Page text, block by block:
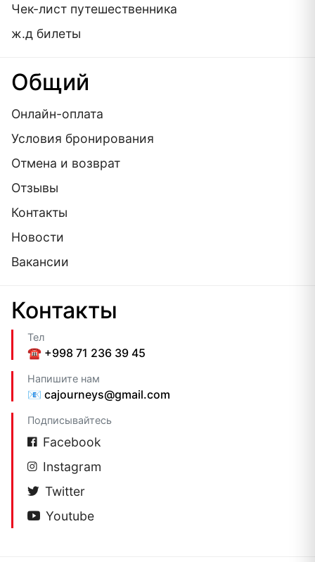
Чек-лист путешественника
ж.д билеты
Общий
Онлайн-оплата
Условия бронирования
Отмена и возврат
Отзывы
Контакты
Новости
Вакансии
Контакты
Тел
☎️ +998 71 236 39 45
Напишите нам
📧 cajourneys@gmail.com
Подписывайтесь
Facebook
Instagram
Twitter
Youtube